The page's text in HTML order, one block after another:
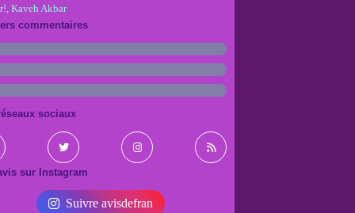
Kaveh Akbar
commentaires
sociaux
sur Instagram
Suivre avisdefran